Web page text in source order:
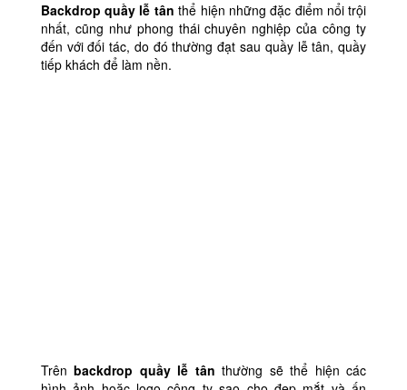
Backdrop quầy lễ tân thể hiện những đặc điểm nổi trội
nhất, cũng như phong thái chuyên nghiệp của công ty
đến với đối tác, do đó thường đạt sau quầy lễ tân, quầy
tiếp khách để làm nền.
Trênbackdrop quầy lễ tân thường sẽ thể hiện các